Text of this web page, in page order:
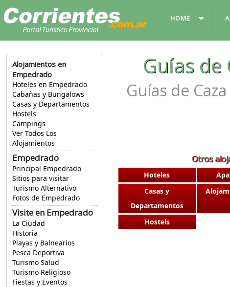
HOME
Alojamientos en
Empedrado
Hoteles en Empedrado
Cabañas y Bungalows
Casas y Departamentos
Hostels
Campings
Ver Todos Los
Alojamientos
Empedrado
Principal Empedrado
Sitios para visitar
Turismo Alternativo
Fotos de Empedrado
Visite en Empedrado
La Ciudad
Historia
Playas y Balnearios
Pesca Deportiva
Turismo Salud
Turismo Religioso
Fiestas y Eventos
Guías de
Guías de
Otros
Hoteles
Casas y
Departamentos
Hostels